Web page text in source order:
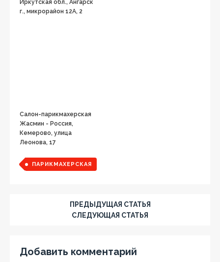
Иркутская обл., Ангарск
г., микрорайон 12А, 2
Салон-парикмахерская
Жасмин - Россия,
Кемерово, улица
Леонова, 17
ПАРИКМАХЕРСКАЯ
ПРЕДЫДУЩАЯ СТАТЬЯ
СЛЕДУЮЩАЯ СТАТЬЯ
Добавить комментарий